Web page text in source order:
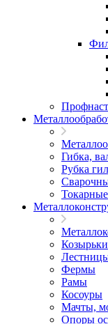
Гибка,
Рубка
Козырьки
Фермы
Рамы
Косоуры
Мачты,
Опоры